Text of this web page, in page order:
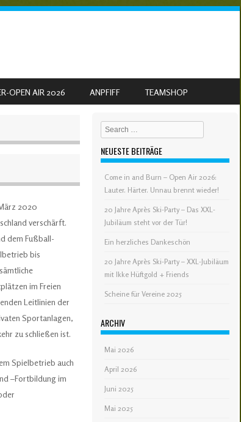
OPEN AIR 2026 ANPFIFF TEAMSHOP
2020
verschärft.
dem Fußball-
bis
im Freien
Leitlinien der
Sportanlagen,
zu schließen ist.
Spielbetrieb auch
–Fortbildung im
Search
NEUESTE BEITRÄGE
Come in and Burn – Open Air 2026:
Lauter. Härter. Unnau brennt wieder!
20 Jahre Après Ski-Party – Das XXL-
Jubiläum steht vor der Tür!
Ein herzliches Dankeschön
20 Jahre Après Ski-Party – XXL-Jubiläum
mit Ikke Hüftgold + Friends
Scheine für Vereine 2025
ARCHIV
Mai 2026
April 2026
Juni 2025
Mai 2025